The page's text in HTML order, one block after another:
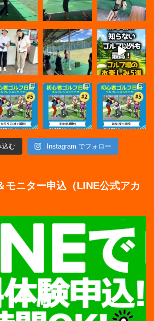
込む Instagram でフォロー
モニター申込（LINE公式アカ